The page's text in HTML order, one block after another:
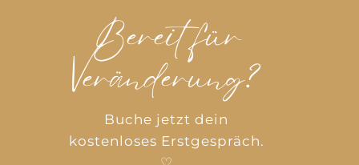
Bereit für
Veränderung?
Buche jetzt dein
kostenloses Erstgespräch.